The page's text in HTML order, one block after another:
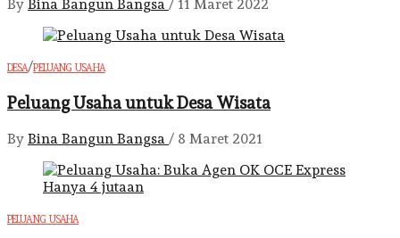
By Bina Bangun Bangsa / 11 Maret 2022
DESA/PELUANG USAHA
Peluang Usaha untuk Desa Wisata
By Bina Bangun Bangsa / 8 Maret 2021
PELUANG USAHA